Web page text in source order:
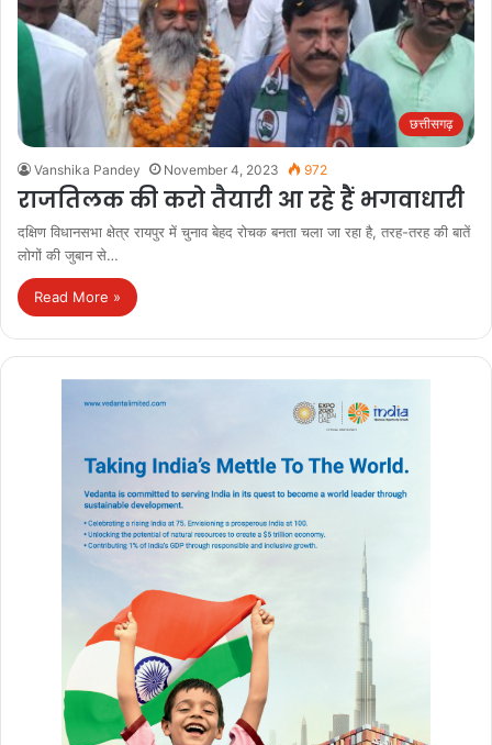
छत्तीसगढ़
Vanshika Pandey November 4, 2023 972
राजतिलक की करो तैयारी आ रहे हैं भगवाधारी
दक्षिण विधानसभा क्षेत्र रायपुर में चुनाव बेहद रोचक बनता चला जा रहा है, तरह-तरह की बातें
लोगों की जुबान से…
Read More »